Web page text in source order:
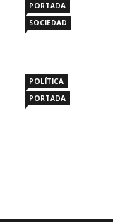
PORTADA
SOCIEDAD
POLÍTICA
PORTADA